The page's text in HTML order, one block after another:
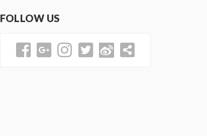
FOLLOW US